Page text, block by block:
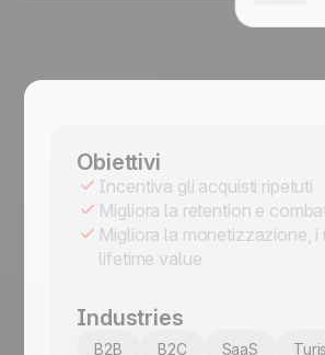
Obiettivi
Incentiva gli acquisti ripetuti
Migliora la retention e
Migliora la monetizzazione, i
lifetime value
Industries
B2B B2C SaaS